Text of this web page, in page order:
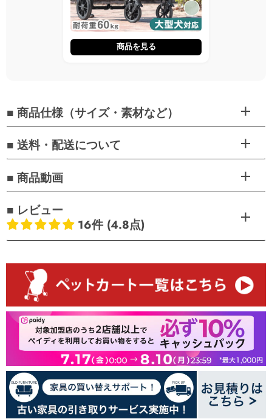
商品を見る
■ 商品仕様（サイズ・素材など）
■ 送料・配送について
■ 商品動画
■ レビュー
16件 (4.8点)
お客様のレビュー
5つ星中4.75つ星
13
2
1
0
0
レビューを書く